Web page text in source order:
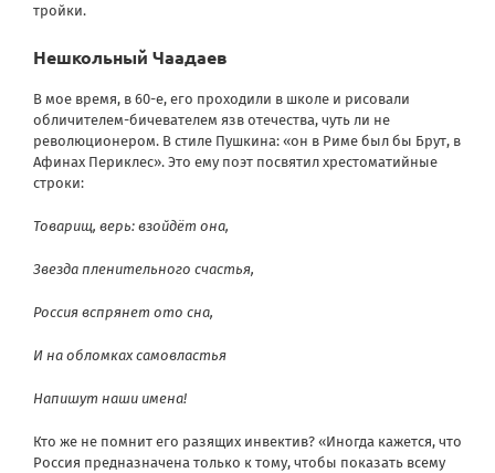
тройки.
Нешкольный Чаадаев
В мое время, в 60-е, его проходили в школе и рисовали
обличителем-бичевателем язв отечества, чуть ли не
революционером. В стиле Пушкина: «он в Риме был бы Брут, в
Афинах Периклес». Это ему поэт посвятил хрестоматийные
строки:
Товарищ, верь: взойдёт она,
Звезда пленительного счастья,
Россия вспрянет ото сна,
И на обломках самовластья
Напишут наши имена!
Кто же не помнит его разящих инвектив? «Иногда кажется, что
Россия предназначена только к тому, чтобы показать всему